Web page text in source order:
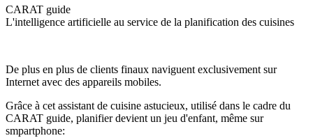
CARAT guide
L'intelligence artificielle au service de la planification des cuisines
De plus en plus de clients finaux naviguent exclusivement sur
Internet avec des appareils mobiles.
Grâce à cet assistant de cuisine astucieux, utilisé dans le cadre du
CARAT guide, planifier devient un jeu d'enfant, même sur
smpartphone: